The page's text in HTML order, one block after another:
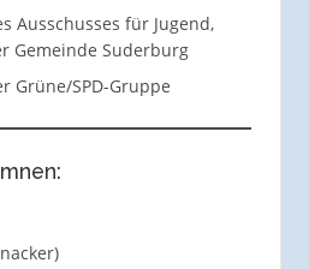
Ausschusses für Jugend,
Gemeinde Suderburg
Grüne/SPD-Gruppe